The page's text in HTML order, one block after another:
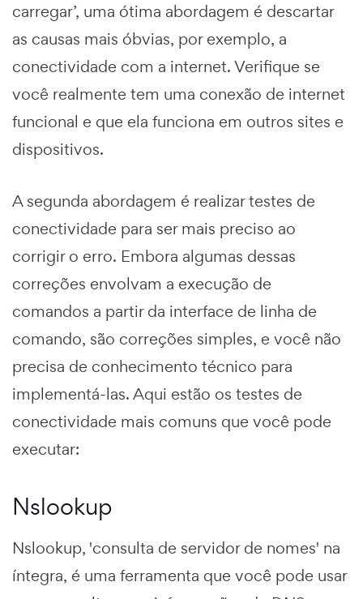
carregar’, uma ótima abordagem é descartar
as causas mais óbvias, por exemplo, a
conectividade com a internet. Verifique se
você realmente tem uma conexão de internet
funcional e que ela funciona em outros sites e
dispositivos.
A segunda abordagem é realizar testes de
conectividade para ser mais preciso ao
corrigir o erro. Embora algumas dessas
correções envolvam a execução de
comandos a partir da interface de linha de
comando, são correções simples, e você não
precisa de conhecimento técnico para
implementá-las. Aqui estão os testes de
conectividade mais comuns que você pode
executar:
Nslookup
Nslookup, 'consulta de servidor de nomes' na
íntegra, é uma ferramenta que você pode usar